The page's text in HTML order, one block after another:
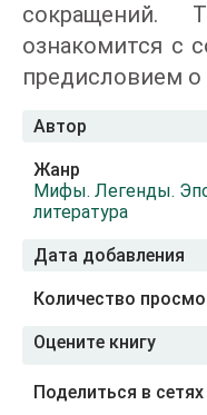
ознакомится с
предисловием о
Автор
Жанр
Мифы. Легенды.
литература
Дата добавления
Количество
Оцените книгу
Поделиться в сетях